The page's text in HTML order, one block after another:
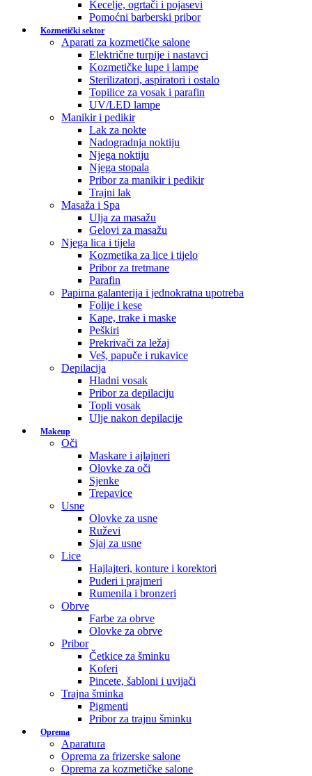
Kecelje, ogrtači i pojasevi
Pomoćni barberski pribor
Kozmetički sektor
Aparati za kozmetičke salone
Električne turpije i nastavci
Kozmetičke lupe i lampe
Sterilizatori, aspiratori i ostalo
Topilice za vosak i parafin
UV/LED lampe
Manikir i pedikir
Lak za nokte
Nadogradnja noktiju
Njega noktiju
Njega stopala
Pribor za manikir i pedikir
Trajni lak
Masaža i Spa
Ulja za masažu
Gelovi za masažu
Njega lica i tijela
Kozmetika za lice i tijelo
Pribor za tretmane
Parafin
Papirna galanterija i jednokratna upotreba
Folije i kese
Kape, trake i maske
Peškiri
Prekrivači za ležaj
Veš, papuče i rukavice
Depilacija
Hladni vosak
Pribor za depilaciju
Topli vosak
Ulje nakon depilacije
Makeup
Oči
Maskare i ajlajneri
Olovke za oči
Sjenke
Trepavice
Usne
Olovke za usne
Ruževi
Sjaj za usne
Lice
Hajlajteri, konture i korektori
Puderi i prajmeri
Rumenila i bronzeri
Obrve
Farbe za obrve
Olovke za obrve
Pribor
Četkice za šminku
Koferi
Pincete, šabloni i uvijači
Trajna šminka
Pigmenti
Pribor za trajnu šminku
Oprema
Aparatura
Oprema za frizerske salone
Oprema za kozmetičke salone